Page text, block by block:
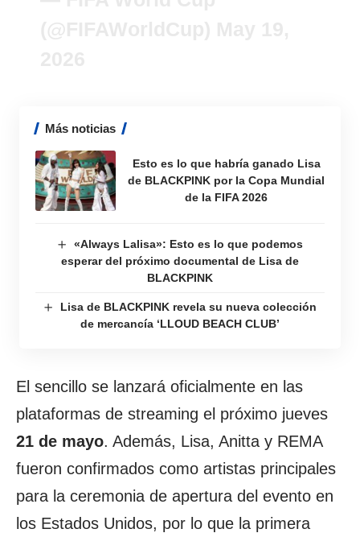
Más noticias
Esto es lo que habría ganado Lisa
de BLACKPINK por la Copa Mundial
de la FIFA 2026
«Always Lalisa»: Esto es lo que podemos
esperar del próximo documental de Lisa de
BLACKPINK
Lisa de BLACKPINK revela su nueva colección
de mercancía ‘LLOUD BEACH CLUB’
El sencillo se lanzará oficialmente en las
plataformas de streaming el próximo jueves
21 de mayo. Además, Lisa, Anitta y REMA
fueron confirmados como artistas principales
para la ceremonia de apertura del evento en
los Estados Unidos, por lo que la primera